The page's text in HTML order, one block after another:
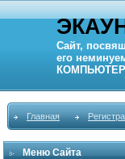
Сайт,
его
Главная
Меню Сайта